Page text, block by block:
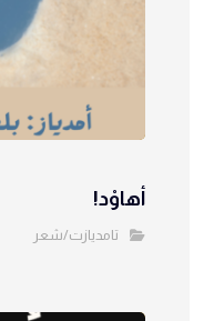
أهاوْد!
تامديازت/شعر